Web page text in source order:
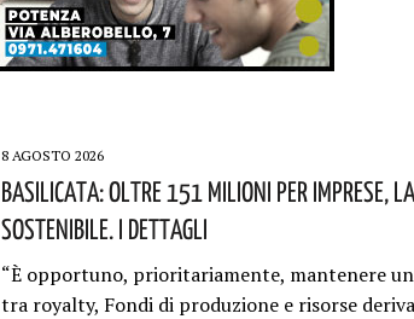
8 AGOSTO 2026
Basilicata: Oltre 151 Milioni Per Imprese,
Sostenibile. I Dettagli
“È opportuno, prioritariamente, mantenere
tra royalty, Fondi di produzione e risorse